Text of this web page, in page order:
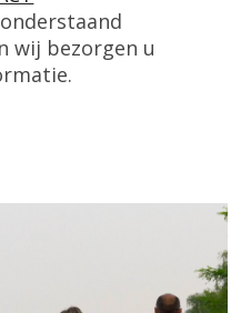
wij bezorgen u